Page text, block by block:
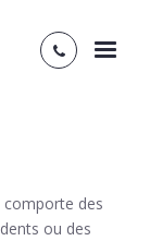
comporte des
ou des